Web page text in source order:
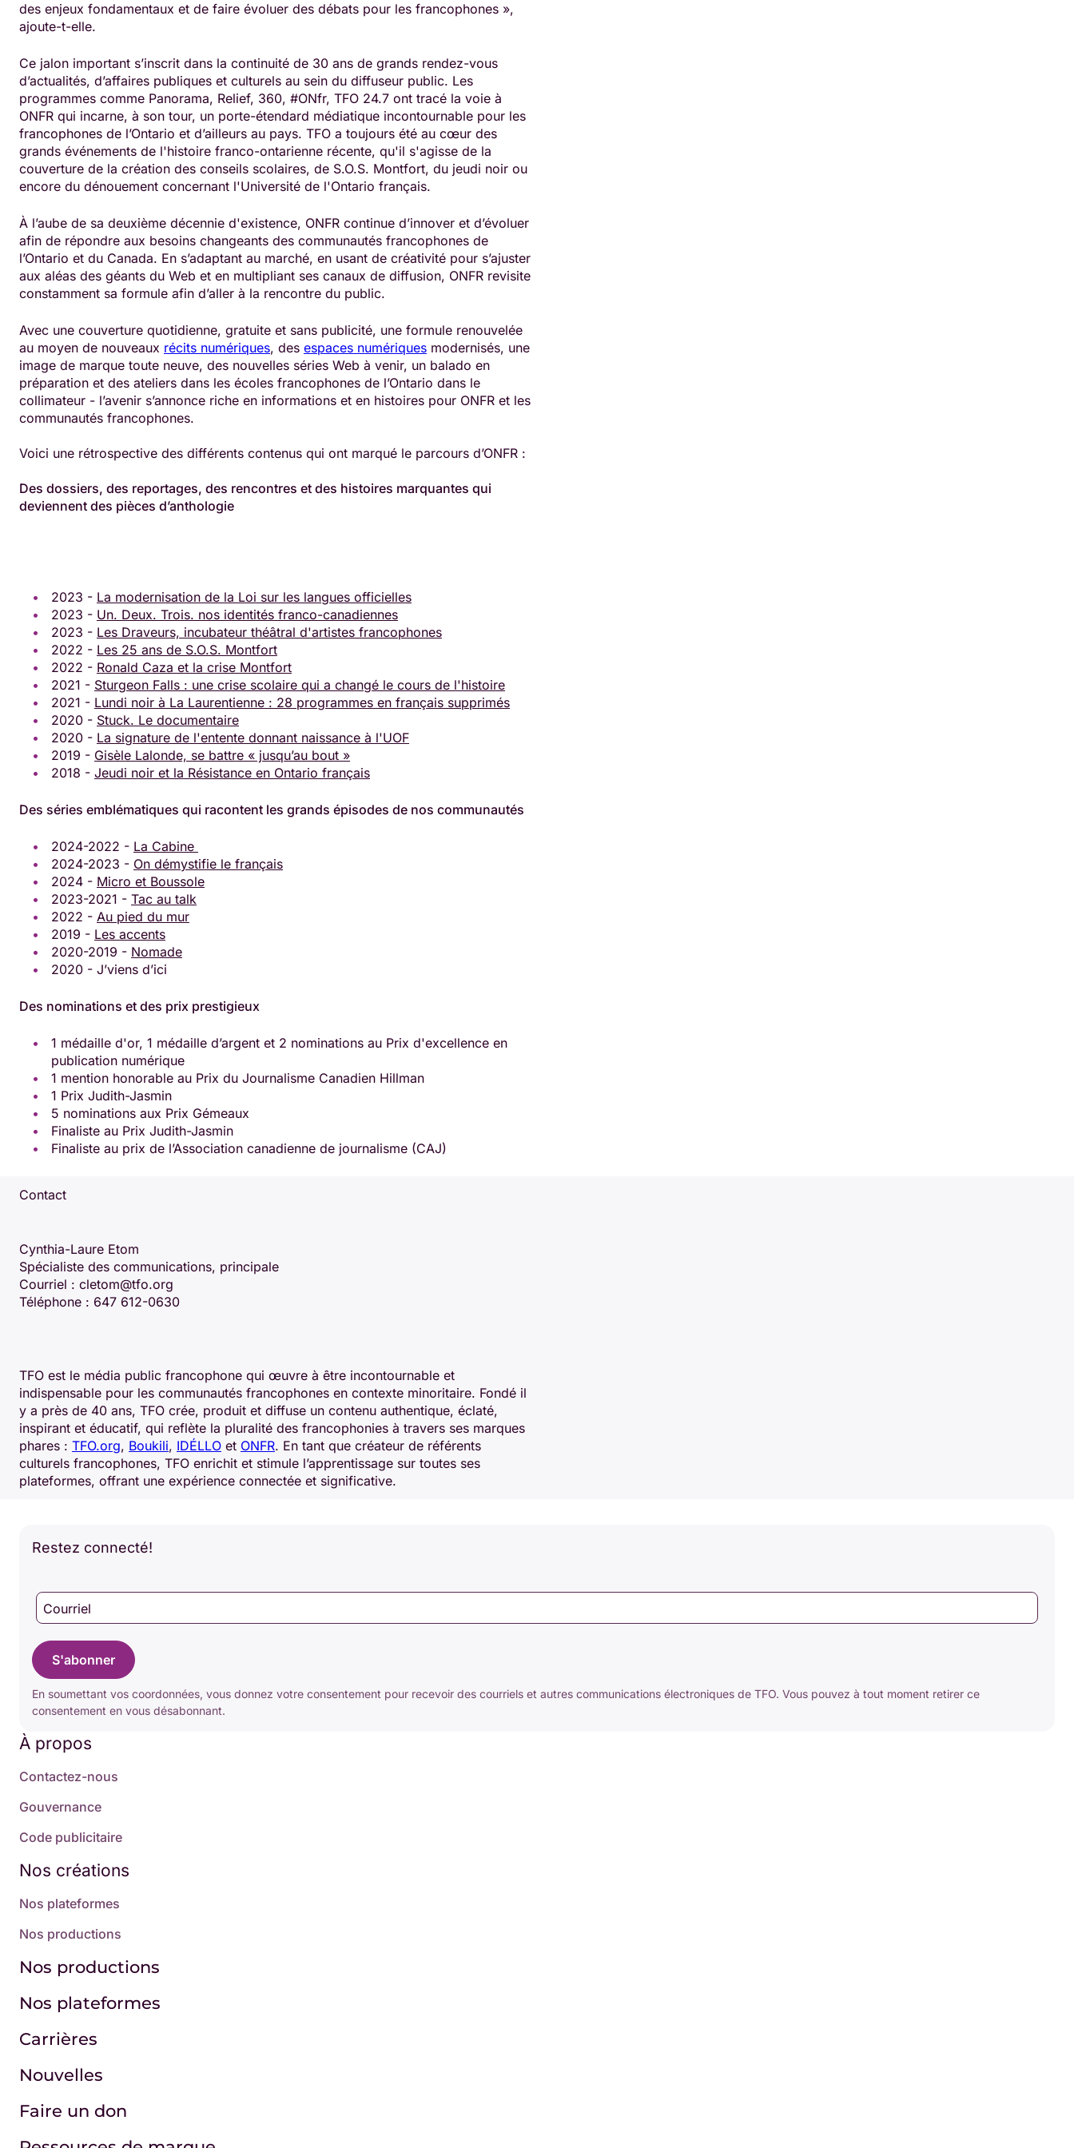
des enjeux fondamentaux et de faire évoluer des débats pour les francophones »,
ajoute-t-elle.
Ce jalon important s’inscrit dans la continuité de 30 ans de grands rendez-vous
d’actualités, d’affaires publiques et culturels au sein du diffuseur public. Les
programmes comme Panorama, Relief, 360, #ONfr, TFO 24.7 ont tracé la voie à
ONFR qui incarne, à son tour, un porte-étendard médiatique incontournable pour les
francophones de l’Ontario et d’ailleurs au pays. TFO a toujours été au cœur des
grands événements de l'histoire franco-ontarienne récente, qu'il s'agisse de la
couverture de la création des conseils scolaires, de S.O.S. Montfort, du jeudi noir ou
encore du dénouement concernant l'Université de l'Ontario français.
À l’aube de sa deuxième décennie d'existence, ONFR continue d’innover et d’évoluer
afin de répondre aux besoins changeants des communautés francophones de
l’Ontario et du Canada. En s’adaptant au marché, en usant de créativité pour s’ajuster
aux aléas des géants du Web et en multipliant ses canaux de diffusion, ONFR revisite
constamment sa formule afin d’aller à la rencontre du public.
Avec une couverture quotidienne, gratuite et sans publicité, une formule renouvelée
au moyen de nouveaux récits numériques, des espaces numériques modernisés, une
image de marque toute neuve, des nouvelles séries Web à venir, un balado en
préparation et des ateliers dans les écoles francophones de l’Ontario dans le
collimateur - l’avenir s’annonce riche en informations et en histoires pour ONFR et les
communautés francophones.
Voici une rétrospective des différents contenus qui ont marqué le parcours d’ONFR :
Des dossiers, des reportages, des rencontres et des histoires marquantes qui
deviennent des pièces d’anthologie
2023 - La modernisation de la Loi sur les langues officielles
2023 - Un. Deux. Trois. nos identités franco-canadiennes
2023 - Les Draveurs, incubateur théâtral d'artistes francophones
2022 - Les 25 ans de S.O.S. Montfort
2022 - Ronald Caza et la crise Montfort
2021 - Sturgeon Falls : une crise scolaire qui a changé le cours de l'histoire
2021 - Lundi noir à La Laurentienne : 28 programmes en français supprimés
2020 - Stuck. Le documentaire
2020 - La signature de l'entente donnant naissance à l'UOF
2019 - Gisèle Lalonde, se battre « jusqu’au bout »
2018 - Jeudi noir et la Résistance en Ontario français
Des séries emblématiques qui racontent les grands épisodes de nos communautés
2024-2022 - La Cabine
2024-2023 - On démystifie le français
2024 - Micro et Boussole
2023-2021 - Tac au talk
2022 - Au pied du mur
2019 - Les accents
2020-2019 - Nomade
2020 - J’viens d’ici
Des nominations et des prix prestigieux
1 médaille d'or, 1 médaille d’argent et 2 nominations au Prix d'excellence en
publication numérique
1 mention honorable au Prix du Journalisme Canadien Hillman
1 Prix Judith-Jasmin
5 nominations aux Prix Gémeaux
Finaliste au Prix Judith-Jasmin
Finaliste au prix de l’Association canadienne de journalisme (CAJ)
Contact
Cynthia-Laure Etom
Spécialiste des communications, principale
Courriel : cletom@tfo.org
Téléphone : 647 612-0630
TFO est le média public francophone qui œuvre à être incontournable et
indispensable pour les communautés francophones en contexte minoritaire. Fondé il
y a près de 40 ans, TFO crée, produit et diffuse un contenu authentique, éclaté,
inspirant et éducatif, qui reflète la pluralité des francophonies à travers ses marques
phares : TFO.org, Boukili, IDÉLLO et ONFR. En tant que créateur de référents
culturels francophones, TFO enrichit et stimule l’apprentissage sur toutes ses
plateformes, offrant une expérience connectée et significative.
Restez connecté!
Courriel
S'abonner
En soumettant vos coordonnées, vous donnez votre consentement pour recevoir des courriels et autres communications électroniques de TFO. Vous pouvez à tout moment retirer ce
consentement en vous désabonnant.
À propos
Contactez-nous
Gouvernance
Code publicitaire
Nos créations
Nos plateformes
Nos productions
Nos productions
Nos plateformes
Carrières
Nouvelles
Faire un don